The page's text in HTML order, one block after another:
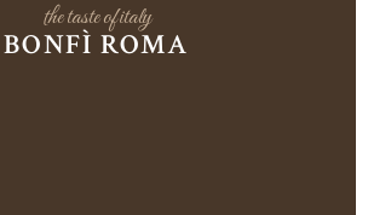
the taste of italy
BONFÌ ROMA